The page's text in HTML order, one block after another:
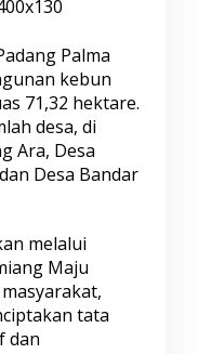
Palma
kebun
71,32 hektare.
desa, di
Ara, Desa
Desa Bandar
melalui
Maju
tata
dan